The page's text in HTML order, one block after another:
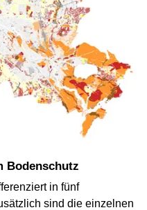
Bodenschutz
in fünf
sind die einzelnen